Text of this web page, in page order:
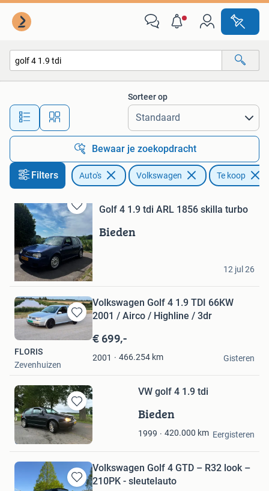
Alle afstanden…
Sorteer op
Bewaar je zoekopdracht
Filters Auto's Volkswagen Te koop
Bewaren
in
Mijn
Favorieten
Golf 4 1.9 tdi ARL 1856 skilla turbo
Bieden
Stephan
Meteren
12 jul 26
Bewaren
Favorieten
Volkswagen Golf 4 1.9 TDI 66KW
2001 / Airco / Highline / 3dr
€ 699,-
2001 466.254 km
FLORIS
Zevenhuizen
Gisteren
Bewaren
in
Mijn
Favorieten
VW golf 4 1.9 tdi
Bieden
1999 420.000 km
WH
Onstwedde
Eergisteren
Bewaren
Volkswagen Golf 4 GTD – R32 look –
210PK - sleutelauto